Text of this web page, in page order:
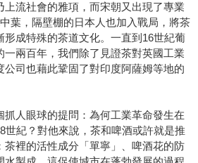
上流社會的雅項，而宋朝又出現了專業
葉，隔壁棚的日本人也加入戰局，將茶
形成特殊的茶道文化。一直到16世紀葡
一兩百年，我們除了見證茶對英國工業
公司也藉此鞏固了對印度阿薩姆等地的
抓人眼球的提問：為何工業革命發生在
世紀？對他來說，茶和啤酒或許就是推
茶裡的活性成分「單寧」、啤酒花的防